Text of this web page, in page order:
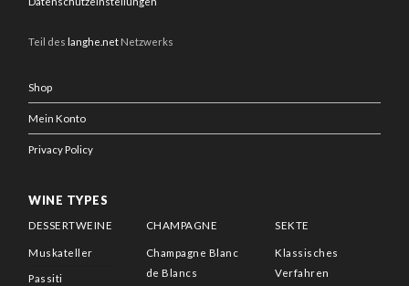
Teil des langhe.net Netzwerks
Shop
Mein Konto
Privacy Policy
WINE TYPES
DESSERTWEINE
Muskateller
Passiti
CHAMPAGNE
Champagne Blanc
de Blancs
SEKTE
Klassisches
Verfahren